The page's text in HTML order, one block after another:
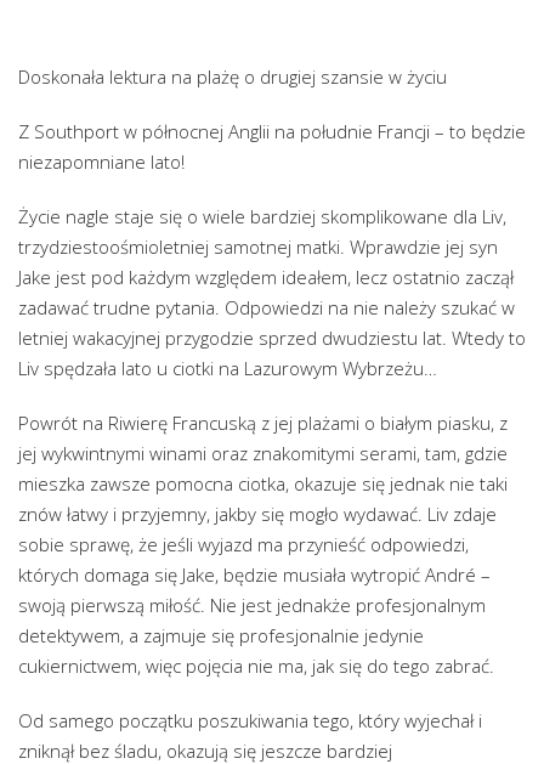
Doskonała lektura na plażę o drugiej szansie w życiu
Z Southport w północnej Anglii na południe Francji – to będzie
niezapomniane lato!
Życie nagle staje się o wiele bardziej skomplikowane dla Liv,
trzydziestoośmioletniej samotnej matki. Wprawdzie jej syn
Jake jest pod każdym względem ideałem, lecz ostatnio zaczął
zadawać trudne pytania. Odpowiedzi na nie należy szukać w
letniej wakacyjnej przygodzie sprzed dwudziestu lat. Wtedy to
Liv spędzała lato u ciotki na Lazurowym Wybrzeżu…
Powrót na Riwierę Francuską z jej plażami o białym piasku, z
jej wykwintnymi winami oraz znakomitymi serami, tam, gdzie
mieszka zawsze pomocna ciotka, okazuje się jednak nie taki
znów łatwy i przyjemny, jakby się mogło wydawać. Liv zdaje
sobie sprawę, że jeśli wyjazd ma przynieść odpowiedzi,
których domaga się Jake, będzie musiała wytropić André –
swoją pierwszą miłość. Nie jest jednakże profesjonalnym
detektywem, a zajmuje się profesjonalnie jedynie
cukiernictwem, więc pojęcia nie ma, jak się do tego zabrać.
Od samego początku poszukiwania tego, który wyjechał i
zniknął bez śladu, okazują się jeszcze bardziej